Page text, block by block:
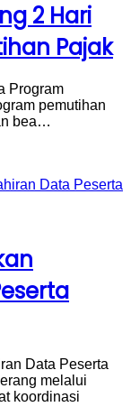
2 Hari
Pajak
Program
pemutihan
bea…
Data Peserta
melalui
koordinasi